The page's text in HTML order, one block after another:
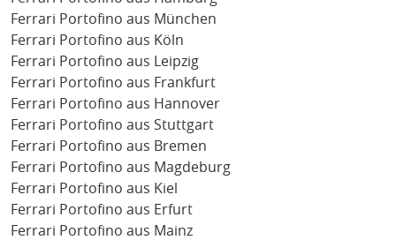
Ferrari Portofino aus München
Ferrari Portofino aus Köln
Ferrari Portofino aus Leipzig
Ferrari Portofino aus Frankfurt
Ferrari Portofino aus Hannover
Ferrari Portofino aus Stuttgart
Ferrari Portofino aus Bremen
Ferrari Portofino aus Magdeburg
Ferrari Portofino aus Kiel
Ferrari Portofino aus Erfurt
Ferrari Portofino aus Mainz